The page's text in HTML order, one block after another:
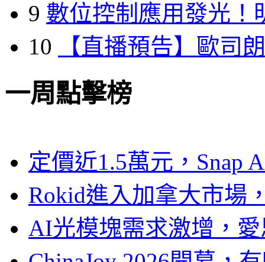
9 數位控制應用發光！
10
【直播預告】歐司
一周點擊榜
定價近1.5萬元，Snap
Rokid進入加拿大市場
AI光模塊需求激增，